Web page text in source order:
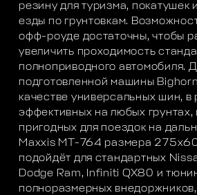
резину для туризма, покатушек
езды по грунтовкам.
офф-роуде достаточны, чтобы
увеличить проходимость
полноприводного автомобиля.
подготовленной машины
качестве универсальных шин, в
эффективных на любых
пригодных для поездок на
Maxxis MT-764 размера
подойдёт для стандартных
Dodge Ram, Infiniti QX80 и
полноразмерных